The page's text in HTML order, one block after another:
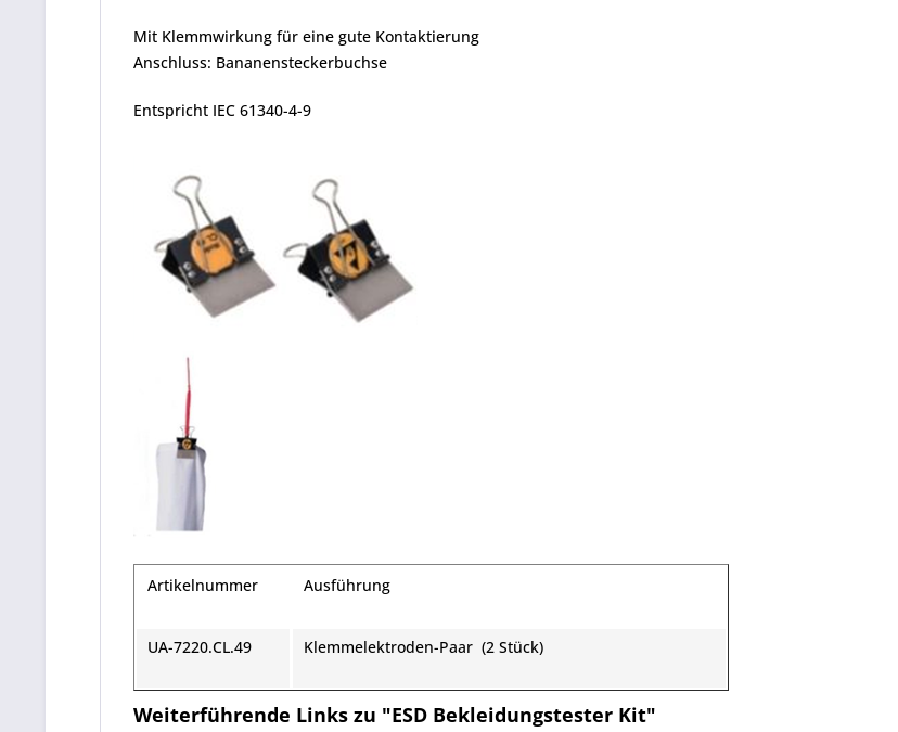
Mit Klemmwirkung für eine gute Kontaktierung
Anschluss: Bananensteckerbuchse
Entspricht IEC 61340-4-9
Artikelnummer Ausführung
UA-7220.CL.49 Klemmelektroden-Paar (2 Stück)
Weiterführende Links zu "ESD Bekleidungstester Kit"